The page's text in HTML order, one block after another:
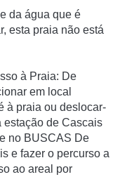
da água que é
esta praia não está
à Praia: De
em local
à praia ou deslocar-
estação de Cascais
no BUSCAS De
e fazer o percurso a
ao areal por